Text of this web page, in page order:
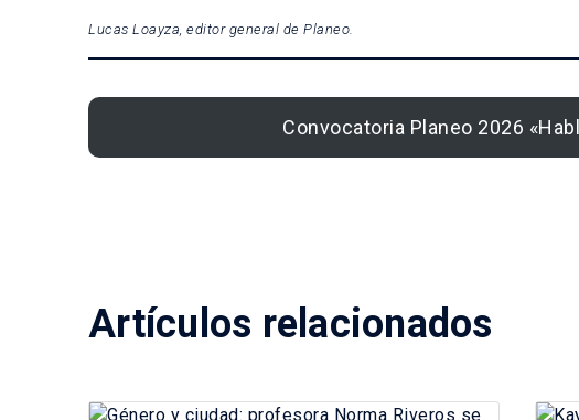
Lucas Loayza, editor general de Planeo.
Convocatoria Planeo 2026
Artículos relacionados